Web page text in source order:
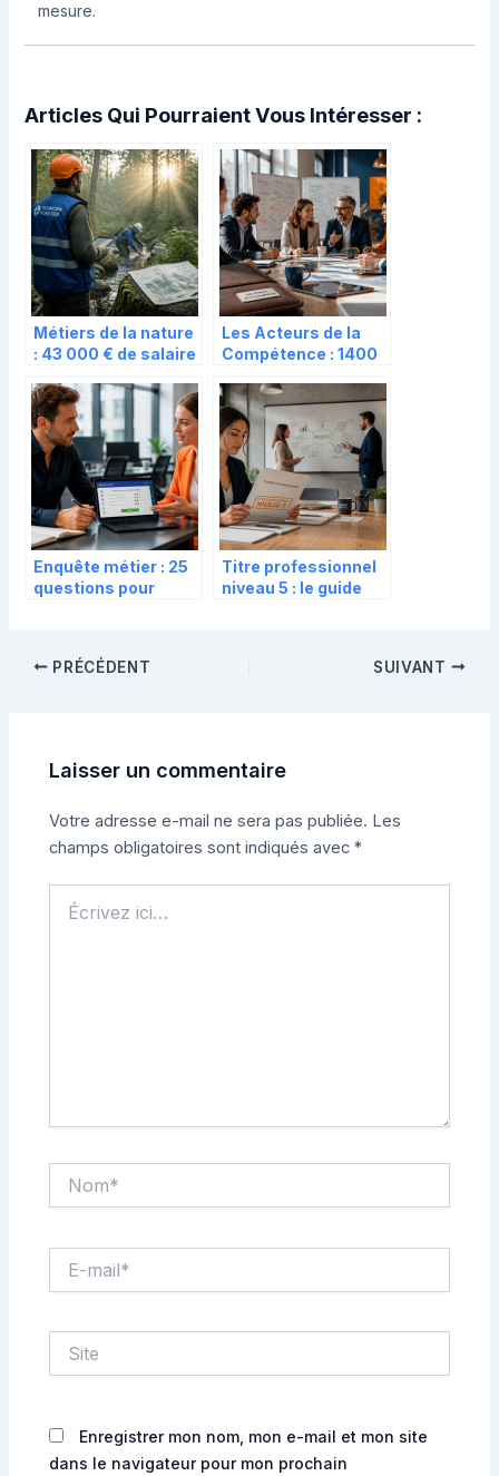
mesure.
Articles Qui Pourraient Vous Intéresser :
Métiers de la nature
: 43 000 € de salaire
qui recrutent
Les Acteurs de la
Compétence : 1400
service du capital
humain et de la RSE
Enquête métier : 25
questions pour
Titre professionnel
niveau 5 : le guide
PRÉCÉDENT SUIVANT
Laisser un commentaire
Votre adresse e-mail ne sera pas publiée. Les
champs obligatoires sont indiqués avec*
ici…
mail*
Enregistrer mon nom, mon e-mail et mon site
dans le navigateur pour mon prochain